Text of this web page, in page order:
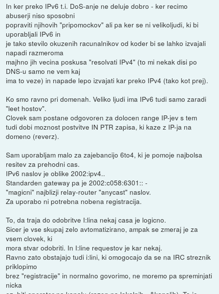
In ker preko IPv6 t.i. DoS-anje ne deluje dobro - ker recimo
abuserji niso sposobni
popraviti njihovih "pripomockov" ali pa ker se ni velikoljudi, ki bi
uporabljali IPv6 in
je tako stevilo okuzenih racunalnikov od koder bi se lahko izvajali
napadi razmeroma
majhno jih vecina poskusa "resolvati IPv4" (to mi nekak disi po
DNS-u samo ne vem kaj
ima to veze) in napade lepo izvajati kar preko IPv4 (tako kot prej).
Ko smo ravno pri domenah. Veliko ljudi ima IPv6 tudi samo zaradi
"leet hostov".
Clovek sam postane odgovoren za dolocen range IP-jev s tem
tudi dobi moznost postvitve IN PTR zapisa, ki kaze z IP-ja na
domeno (reverz).
Sam uporabljam malo za zajebancijo 6to4, ki je pomoje najbolsa
resitev za prehodni cas.
IPv6 naslov je oblike 2002:ipv4..
Standarden gateway pa je 2002:c058:6301:: -
"magicni" najblizji relay-router "anycast" naslov.
Za uporabo ni potrebna nobena registracija.
To, da traja do odobritve I:lina nekaj casa je logicno.
Sicer je vse skupaj zelo avtomatizirano, ampak se zmeraj je za
vsem clovek, ki
mora stvar odobriti. In I:line requestov je kar nekaj.
Ravno zato obstajajo tudi i:lini, ki omogocajo da se na IRC streznik
priklopimo
brez "registracije" in normalno govorimo, ne moremo pa spreminjati
nicka